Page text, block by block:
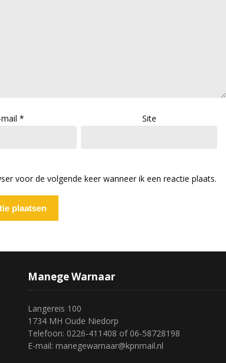
mail * Site
voor de volgende keer wanneer ik een reactie plaats.
Manege Warnaar
Langereis 100
1734 MH Oude Niedorp
Telefoon: 0226-411408 of 06-58728198
E-mail: manegewarnaar@kpnmail.nl